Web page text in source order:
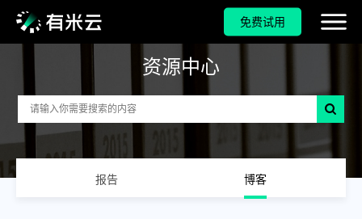
免费试用
资源中心
报告 博客